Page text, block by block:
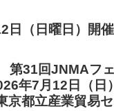
日（日曜日）開
第31回JNMAフ
年7月12日（日
京都立産業貿易